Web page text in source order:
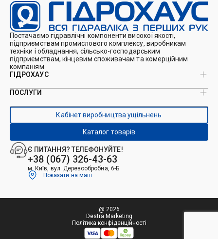
Постачаємо гідравлічні компоненти високої якості,
підприємствам промислового комплексу, виробникам
техніки і обладнання, сільсько-господарським
підприємствам, кінцевим споживачам та комерційним
компаніям.
Є ПИТАННЯ? ТЕЛЕФОНУЙТЕ!
+38 (067) 326-43-63
м. Київ, вул. Деревообробна, 6-Б
Показати на мапі
ГІДРОХАУС
Про нас
Каталоги
Контакти
ПОСЛУГИ
Виробництво ущільнень
Виробництво гідроциліндрів
Ремонт гідроциліндрів
Ремонт і виготовлення РВТ
Ремонт техніки
Гідрофікація авто
Кабінет виробництва ущільнень
Каталог товарів
@ 2026
Destra Marketing
Політика конфіденційності